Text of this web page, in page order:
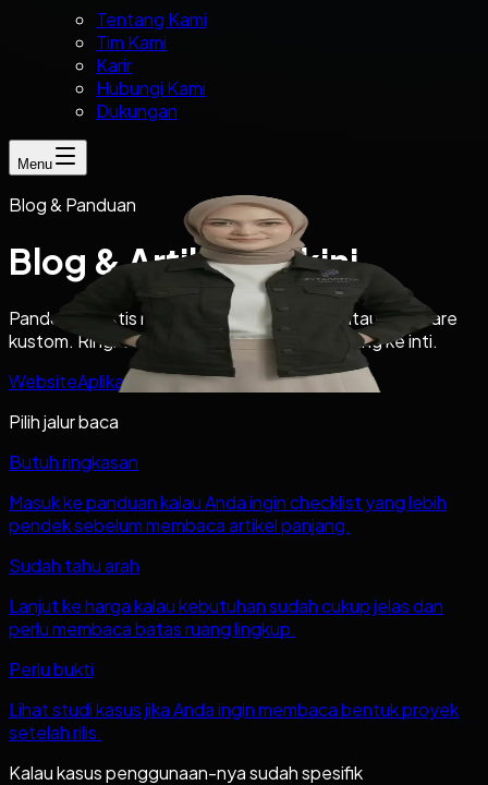
Tentang Kami
Tim Kami
Karir
Hubungi Kami
Dukungan
Menu
Blog & Panduan
Blog & Artikel Terkini
Panduan praktis memilih website, aplikasi, atau software
kustom. Ringkas, mudah dipindai, dan langsung ke inti.
WebsiteAplikasi SoftwarePanduanHarga
Pilih jalur baca
Butuh ringkasan
Masuk ke panduan kalau Anda ingin checklist yang lebih
pendek sebelum membaca artikel panjang.
Sudah tahu arah
Lanjut ke harga kalau kebutuhan sudah cukup jelas dan
perlu membaca batas ruang lingkup.
Perlu bukti
Lihat studi kasus jika Anda ingin membaca bentuk proyek
setelah rilis.
Kalau kasus penggunaan-nya sudah spesifik